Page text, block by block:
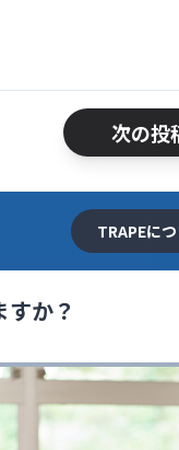
次の投
TRAPEに
か？